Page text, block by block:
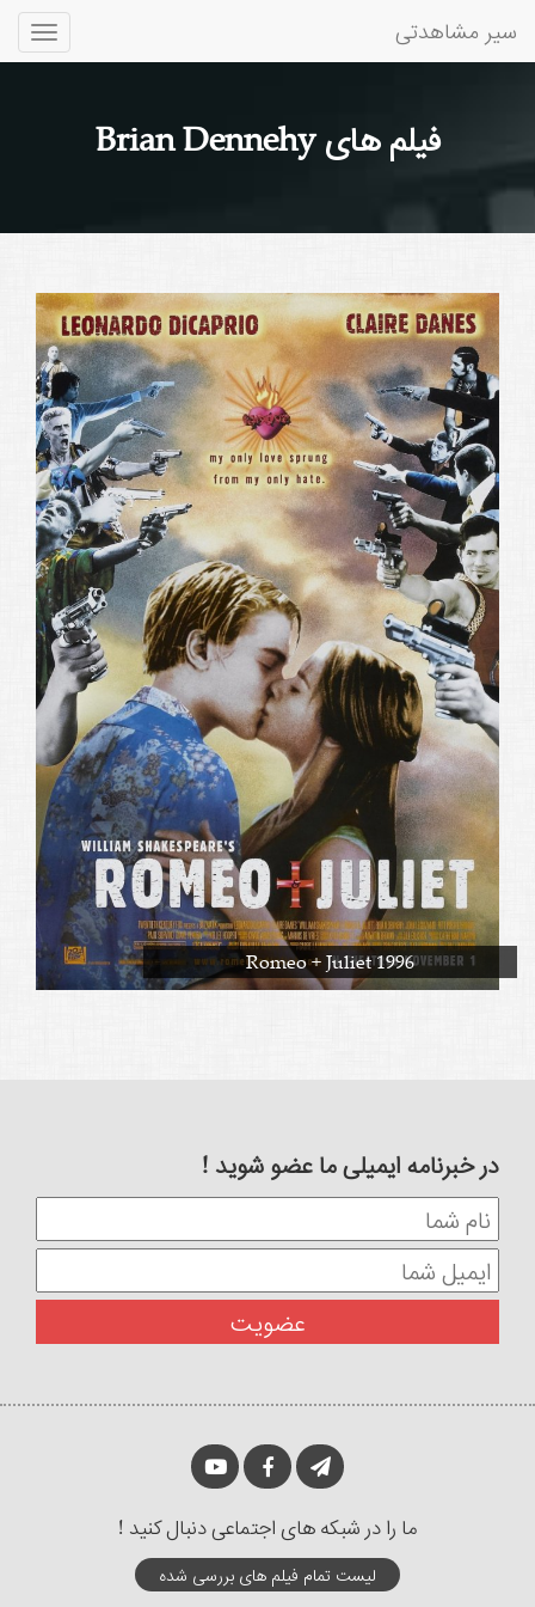
سیر مشاهدتی
فیلم های Brian Dennehy
Romeo + Juliet 1996
در خبرنامه ایمیلی ما عضو شوید !
ما را در شبکه های اجتماعی دنبال کنید !
لیست تمام فیلم های بررسی شده